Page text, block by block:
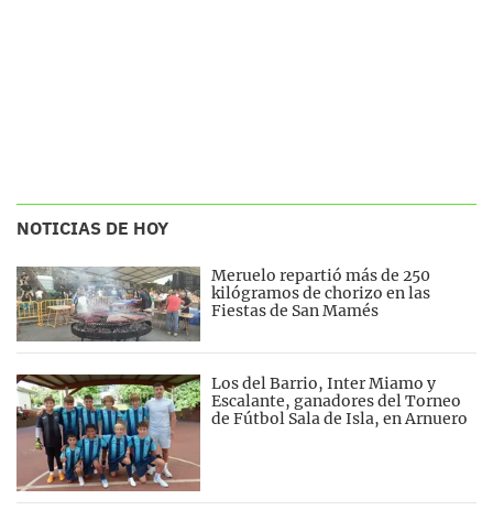
NOTICIAS DE HOY
Meruelo repartió más de 250
kilógramos de chorizo en las
Fiestas de San Mamés
Los del Barrio, Inter Miamo y
Escalante, ganadores del Torneo
de Fútbol Sala de Isla, en Arnuero